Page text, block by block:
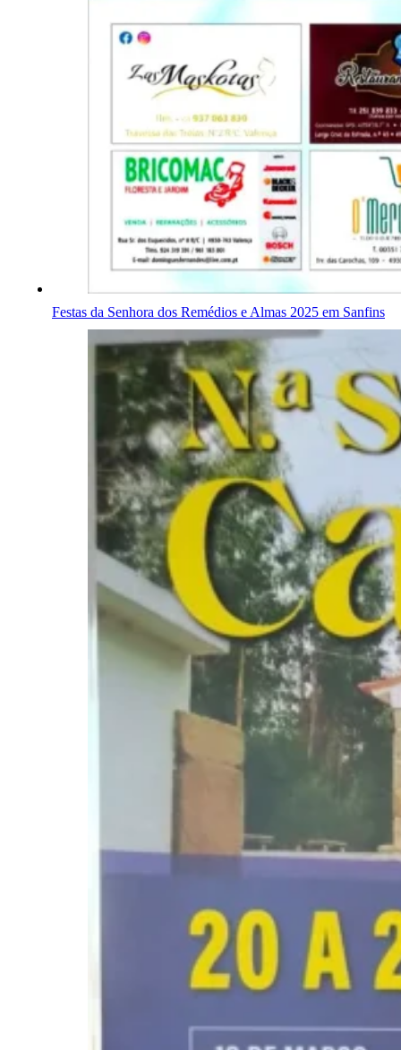
Festas da Senhora dos Remédios e Almas 2025 em Sanfins